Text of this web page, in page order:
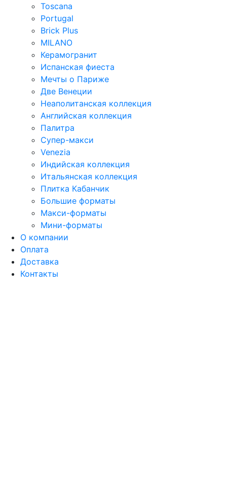
Toscana
Portugal
Brick Plus
MILANO
Керамогранит
Испанская фиеста
Мечты о Париже
Две Венеции
Неаполитанская коллекция
Английская коллекция
Палитра
Супер-макси
Venezia
Индийская коллекция
Итальянская коллекция
Плитка Кабанчик
Большие форматы
Макси-форматы
Мини-форматы
О компании
Оплата
Доставка
Контакты